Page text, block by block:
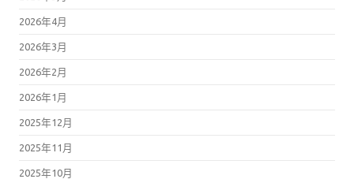
2026年4月
2026年3月
2026年2月
2026年1月
2025年12月
2025年11月
2025年10月